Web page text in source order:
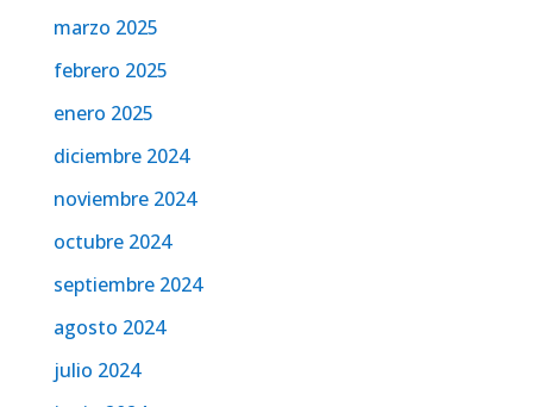
marzo 2025
febrero 2025
enero 2025
diciembre 2024
noviembre 2024
octubre 2024
septiembre 2024
agosto 2024
julio 2024